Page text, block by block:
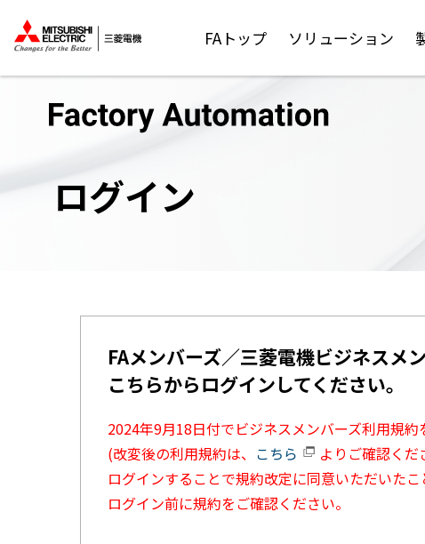
FAトップ ソリューション
ログイン
FAメンバーズ／三菱電機ビジネスメ
こちらからログインしてください。
2024年9月18日付でビジネスメンバーズ利用規約
(改変後の利用規約は、 こちら
よりご確認くだ
ログインすることで規約改定に同意いただいたこ
ログイン前に規約をご確認ください。